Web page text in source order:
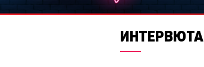
ИНТЕРВЮТА